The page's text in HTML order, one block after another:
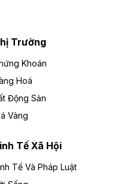
sinh thái’
của Công ty Cổ
(HoSE: DLG) được
đồng.
đất làm khu
Trường
Khoán
Hoá
Động Sản
Vàng
Tế Xã Hội
Tế Và Pháp Luật